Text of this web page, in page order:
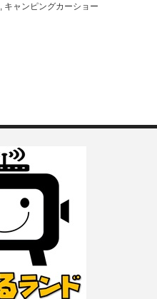
キャンピングカーショー